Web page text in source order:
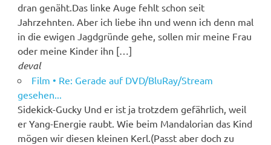
dran genäht.Das linke Auge fehlt schon seit
Jahrzehnten. Aber ich liebe ihn und wenn ich denn mal
in die ewigen Jagdgründe gehe, sollen mir meine Frau
oder meine Kinder ihn […]
deval
Film • Re: Gerade auf DVD/BluRay/Stream
gesehen...
Sidekick-Gucky Und er ist ja trotzdem gefährlich, weil
er Yang-Energie raubt. Wie beim Mandalorian das Kind
mögen wir diesen kleinen Kerl.(Passt aber doch zu